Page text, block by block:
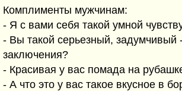
Комплименты мужчинам:
- Я с вами себя такой умной
- Вы такой серьезный, задумчивый
заключения?
- Красивая у вас помада на
- А что это у вас такое вкусное в